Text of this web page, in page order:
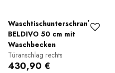
Waschtischunterschrank
BELDIVO 50 cm mit
Waschbecken
Türanschlag rechts
430,90 €